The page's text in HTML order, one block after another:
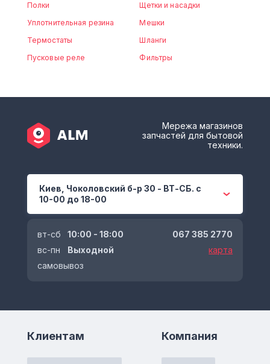
Полки
Уплотнительная резина
Термостаты
Пусковые реле
Щетки и насадки
Мешки
Шланги
Фильтры
Мережа магазинов
запчастей для бытовой
техники.
Киев, Чоколовский б-р 30 - ВТ-СБ. с
10-00 до 18-00
вт-сб
10:00 - 18:00
вс-пн
Выходной
самовывоз
067 385 2770
карта
Клиентам Компания